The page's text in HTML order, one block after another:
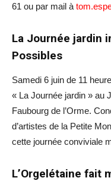
61 ou par mail à
La Journée jardin
Possibles
Samedi 6 juin de 11
« La Journée jardin » au
Faubourg de l’Orme.
d’artistes de la Petite
cette journée conviviale
L’Orgelétaine fait